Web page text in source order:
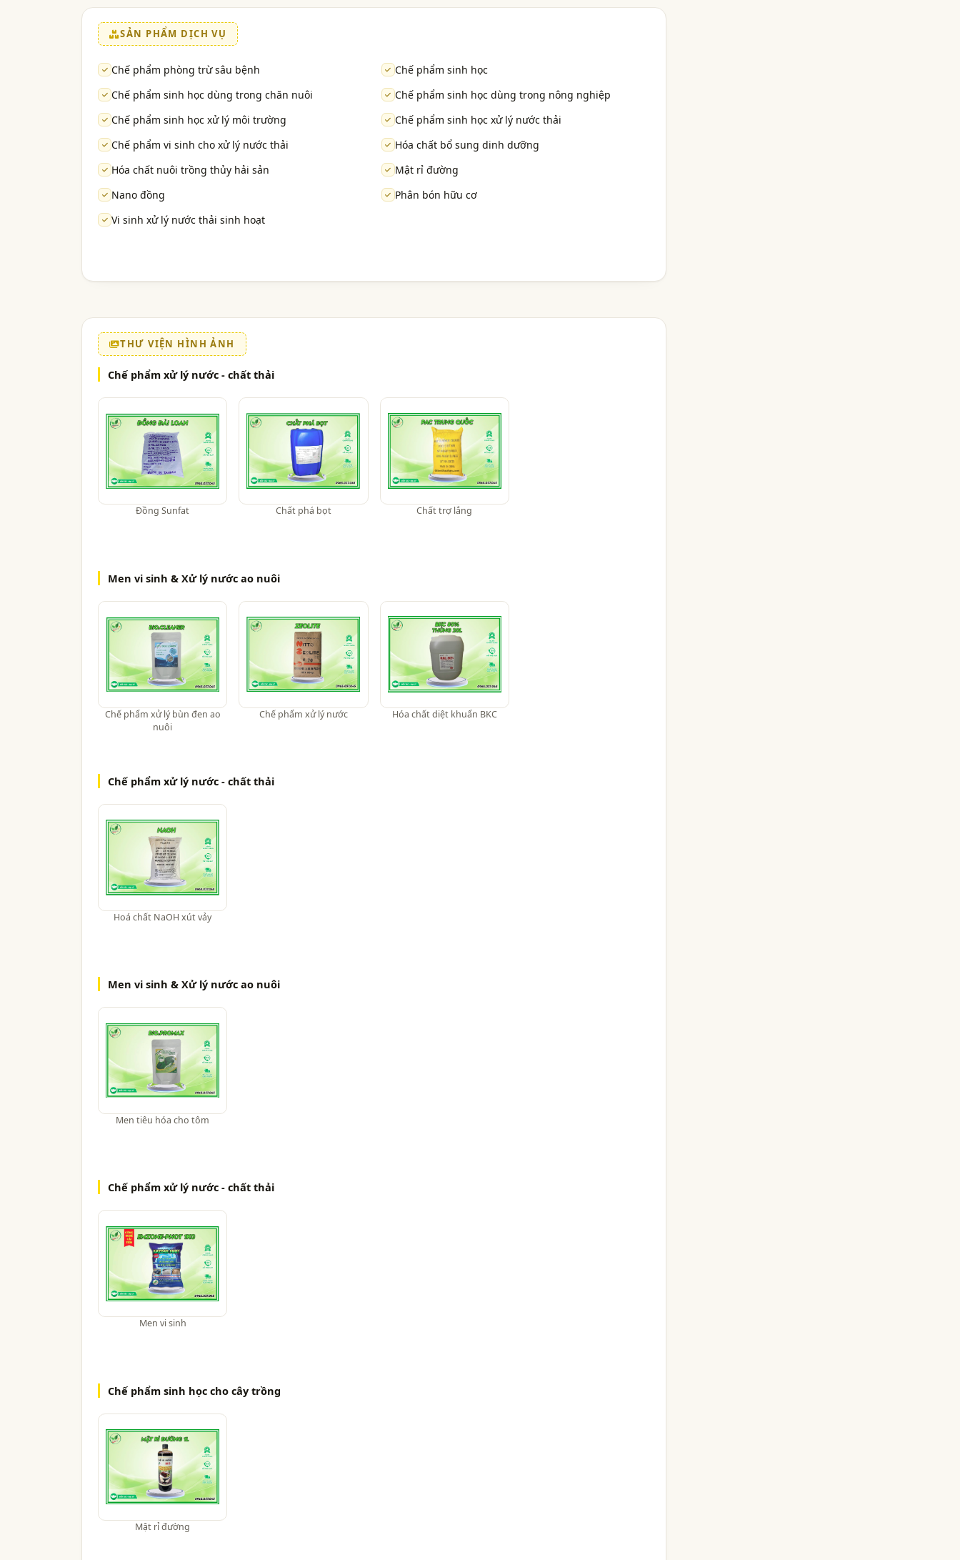
SẢN PHẨM DỊCH VỤ
Chế phẩm phòng trừ sâu bệnh
Chế phẩm sinh học
Chế phẩm sinh học dùng trong chăn nuôi
Chế phẩm sinh học dùng trong nông nghiệp
Chế phẩm sinh học xử lý môi trường
Chế phẩm sinh học xử lý nước thải
Chế phẩm vi sinh cho xử lý nước thải
Hóa chất bổ sung dinh dưỡng
Hóa chất nuôi trồng thủy hải sản
Mật rỉ đường
Nano đồng
Phân bón hữu cơ
Vi sinh xử lý nước thải sinh hoạt
THƯ VIỆN HÌNH ẢNH
Chế phẩm xử lý nước - chất thải
Đồng Sunfat Chất phá bọt Chất trợ lắng
Men vi sinh & Xử lý nước ao nuôi
Chế phẩm xử lý bùn đen ao
nuôi
Chế phẩm xử lý nước Hóa chất diệt khuẩn BKC
Chế phẩm xử lý nước - chất thải
Hoá chất NaOH xút vảy
Men vi sinh & Xử lý nước ao nuôi
Men tiêu hóa cho tôm
Chế phẩm xử lý nước - chất thải
Men vi sinh
Chế phẩm sinh học cho cây trồng
Mật rỉ đường